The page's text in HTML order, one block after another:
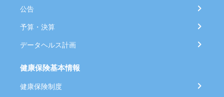
公告
予算・決算
データヘルス計画
健康保険基本情報
健康保険制度